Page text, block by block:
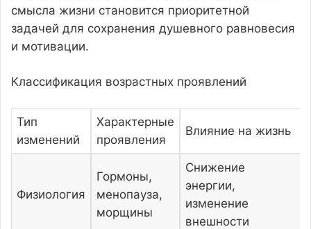
смысла жизни становится приоритетной
задачей для сохранения душевного равновесия
и мотивации.
Классификация возрастных проявлений
Тип
изменений
Характерные
проявления
Влияние на жизнь
Физиология
Гормоны,
менопауза,
морщины
Снижение
энергии,
изменение
внешности